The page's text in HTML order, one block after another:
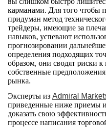
карманами. Для того чтобы
придуман метод
трейдеры, имеющие за
навыков, успевают
прогнозировании
определения подходящих
образом, они сводят риски
собственные
рынка.
Эксперты из Admiral
приведенные ниже приемы
доказать свою
процессе написания